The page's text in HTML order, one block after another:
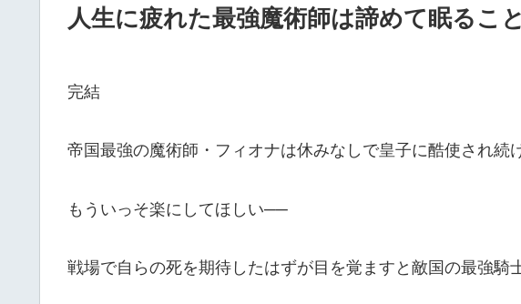
人生に疲れた最強魔術師は諦めて眠るこ
完結
帝国最強の魔術師・フィオナは休みなしで皇子に酷使され続
もういっそ楽にしてほしい──
戦場で自らの死を期待したはずが目を覚ますと敵国の最強騎